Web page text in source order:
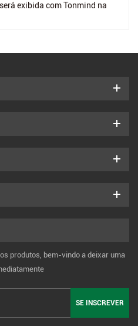
exibida com Tonmind na
produtos, bem-vindo a deixar uma